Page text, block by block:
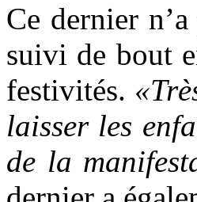
Ce dernier
suivi de bout
festivités.
laisser les
de la